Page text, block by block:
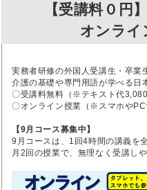
【受講料０円
オンライ
実務者研修の外国人受講生・卒業
介護の基礎や専門用語が学べる日
〇受講料無料（※テキスト代3,080
〇オンライン授業（※スマホやPC
【9月コース募集中】
9月コースは、1回4時間の講義を
月2回の授業で、無理なく受講し